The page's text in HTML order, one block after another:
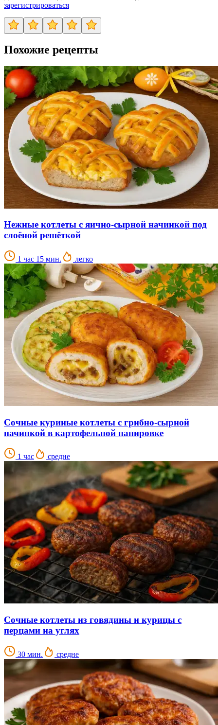
зарегистрироваться
Похожие рецепты
Нежные котлеты с яично-сырной начинкой под
слоёной решёткой
1 час 15 мин. легко
Сочные куриные котлеты с грибно-сырной
начинкой в картофельной панировке
1 час средне
Сочные котлеты из говядины и курицы с
перцами на углях
30 мин. средне